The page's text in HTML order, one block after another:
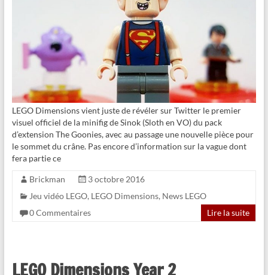
LEGO Dimensions vient juste de révéler sur Twitter le premier
visuel officiel de la minifig de Sinok (Sloth en VO) du pack
d’extension The Goonies, avec au passage une nouvelle pièce pour
le sommet du crâne. Pas encore d’information sur la vague dont
fera partie ce
Brickman
3 octobre 2016
Jeu vidéo LEGO, LEGO Dimensions, News LEGO
0 Commentaires
Lire la suite